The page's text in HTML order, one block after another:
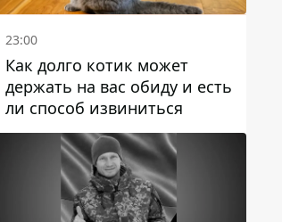
23:00
Как долго котик может
держать на вас обиду и есть
ли способ извиниться